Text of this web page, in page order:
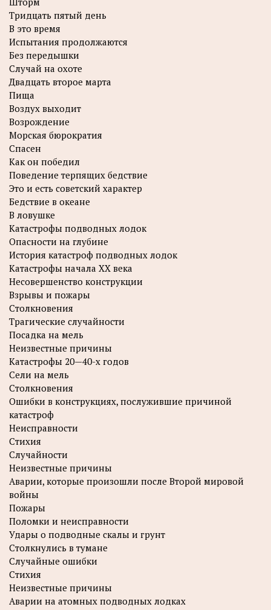
Тридцать пятый день
В это время
Испытания продолжаются
Без передышки
Случай на охоте
Двадцать второе марта
Пища
Воздух выходит
Возрождение
Морская бюрократия
Спасен
Как он победил
Поведение терпящих бедствие
Это и есть советский характер
Бедствие в океане
В ловушке
Катастрофы подводных лодок
Опасности на глубине
История катастроф подводных лодок
Катастрофы начала XX века
Несовершенство конструкции
Взрывы и пожары
Столкновения
Трагические случайности
Посадка на мель
Неизвестные причины
Катастрофы 20—40-х годов
Сели на мель
Столкновения
Ошибки в конструкциях, послужившие причиной
катастроф
Неисправности
Стихия
Случайности
Неизвестные причины
Аварии, которые произошли после Второй мировой
войны
Пожары
Поломки и неисправности
Удары о подводные скалы и грунт
Столкнулись в тумане
Случайные ошибки
Стихия
Неизвестные причины
Аварии на атомных подводных лодках